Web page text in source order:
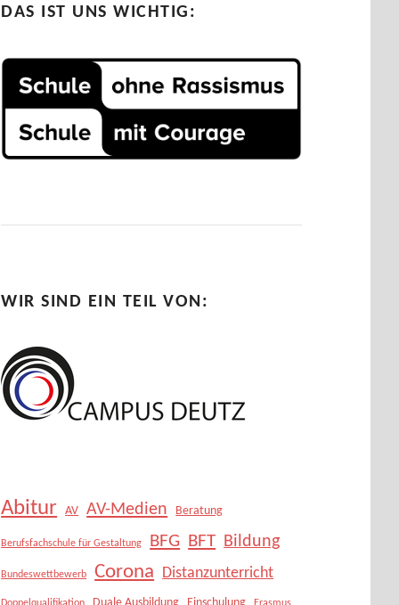
DAS IST UNS WICHTIG:
WIR SIND EIN TEIL VON:
Abitur AV AV-Medien Beratung
Berufsfachschule für Gestaltung BFG BFT Bildung
Bundeswettbewerb Corona Distanzunterricht